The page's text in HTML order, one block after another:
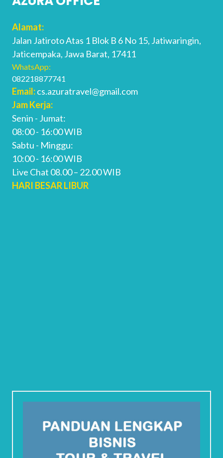
Alamat:
Jalan Jatiroto Atas 1 Blok B 6 No 15, Jatiwaringin,
Jaticempaka, Jawa Barat, 17411
WhatsApp:
082218877741
Email:cs.azuratravel@gmail.com
Jam Kerja:
Senin - Jumat:
08:00 - 16:00 WIB
Sabtu - Minggu:
10:00 - 16:00 WIB
Live Chat 08.00 – 22.00 WIB
HARI BESAR LIBUR